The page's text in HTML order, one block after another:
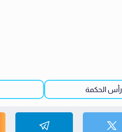
رأس الحكمة